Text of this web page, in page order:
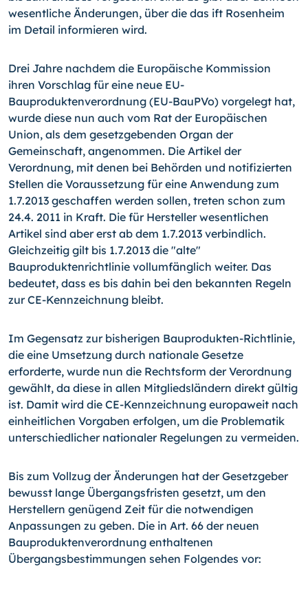
wesentliche Änderungen, über die das ift Rosenheim
im Detail informieren wird.
Drei Jahre nachdem die Europäische Kommission
ihren Vorschlag für eine neue EU-
Bauproduktenverordnung (EU-BauPVo) vorgelegt hat,
wurde diese nun auch vom Rat der Europäischen
Union, als dem gesetzgebenden Organ der
Gemeinschaft, angenommen. Die Artikel der
Verordnung, mit denen bei Behörden und notifizierten
Stellen die Voraussetzung für eine Anwendung zum
1.7.2013 geschaffen werden sollen, treten schon zum
24.4. 2011 in Kraft. Die für Hersteller wesentlichen
Artikel sind aber erst ab dem 1.7.2013 verbindlich.
Gleichzeitig gilt bis 1.7.2013 die "alte"
Bauproduktenrichtlinie vollumfänglich weiter. Das
bedeutet, dass es bis dahin bei den bekannten Regeln
zur CE-Kennzeichnung bleibt.
Im Gegensatz zur bisherigen Bauprodukten-Richtlinie,
die eine Umsetzung durch nationale Gesetze
erforderte, wurde nun die Rechtsform der Verordnung
gewählt, da diese in allen Mitgliedsländern direkt gültig
ist. Damit wird die CE-Kennzeichnung europaweit nach
einheitlichen Vorgaben erfolgen, um die Problematik
unterschiedlicher nationaler Regelungen zu vermeiden.
Bis zum Vollzug der Änderungen hat der Gesetzgeber
bewusst lange Übergangsfristen gesetzt, um den
Herstellern genügend Zeit für die notwendigen
Anpassungen zu geben. Die in Art. 66 der neuen
Bauproduktenverordnung enthaltenen
Übergangsbestimmungen sehen Folgendes vor: